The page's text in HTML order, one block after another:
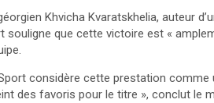
Khvicha Kvaratskhelia, auteur
souligne que cette victoire est «
considère cette prestation
des favoris pour le titre », conclut le